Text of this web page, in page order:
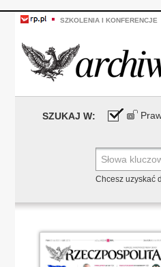
SZKOLENIA I KONFERENCJE
SZUKAJ W:
Chcesz uzyskać